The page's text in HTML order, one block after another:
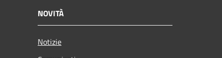
NOVITÀ
Notizie